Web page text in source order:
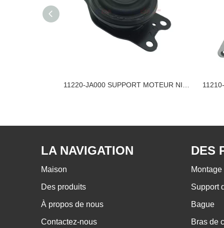
LA NAVIGATION
Maison
Des produits
À propos de nous
Contactez-nous
DES
Support
Bague
Bras de